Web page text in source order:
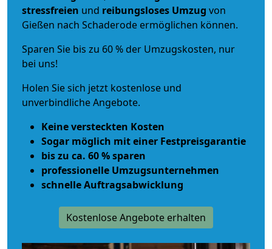
stressfreien und reibungsloses Umzug von
Gießen nach Schaderode ermöglichen können.
Sparen Sie bis zu 60 % der Umzugskosten, nur
bei uns!
Holen Sie sich jetzt kostenlose und
unverbindliche Angebote.
Keine versteckten Kosten
Sogar möglich mit einer Festpreisgarantie
bis zu ca. 60 % sparen
professionelle Umzugsunternehmen
schnelle Auftragsabwicklung
Kostenlose Angebote erhalten